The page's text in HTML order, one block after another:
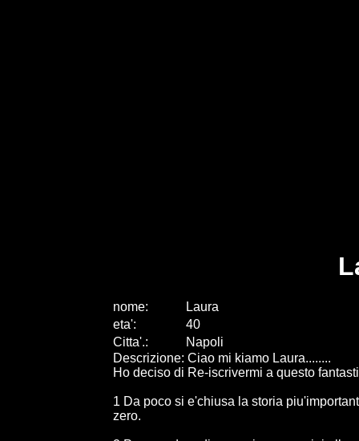
nome:
Laura
eta':
40
Citta'.:
Napoli
Descrizione: Ciao mi kiamo Laura........
Ho deciso di Re-iscrivermi a questo
1 Da poco si e'chiusa la storia
zero.